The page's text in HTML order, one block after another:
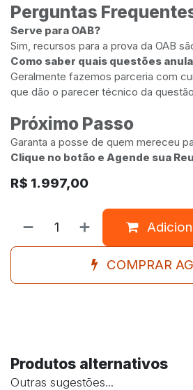
Perguntas
Serve para OAB?
Sim, recursos para a prova da OAB
Como saber quais questões
Geralmente fazemos parceria com
que dão o parecer técnico da
Próximo Passo
Garanta a posse de quem mereceu
Clique no botão e Agende sua
R$ 1.997,00
COMPRAR
Produtos alternativos
Outras sugestões...